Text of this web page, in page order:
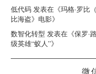
低代码 发表在《玛格·罗比
比海盗》电影》
数智化转型 发表在《保罗·
级英雄“蚁人”》
微